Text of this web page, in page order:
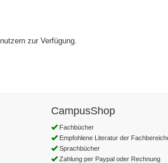
zur Verfügung.
CampusShop
Fachbücher
Empfohlene Literatur der
Sprachbücher
Zahlung per Paypal oder Rechnung